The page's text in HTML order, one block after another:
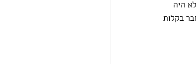
היה
בקלות